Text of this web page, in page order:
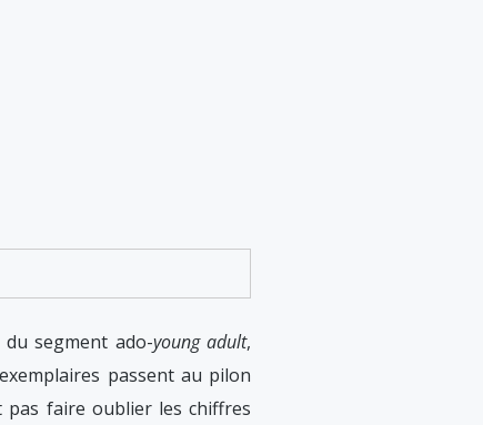
segment ado-young adult,
passent au pilon
pas faire oublier les chiffres